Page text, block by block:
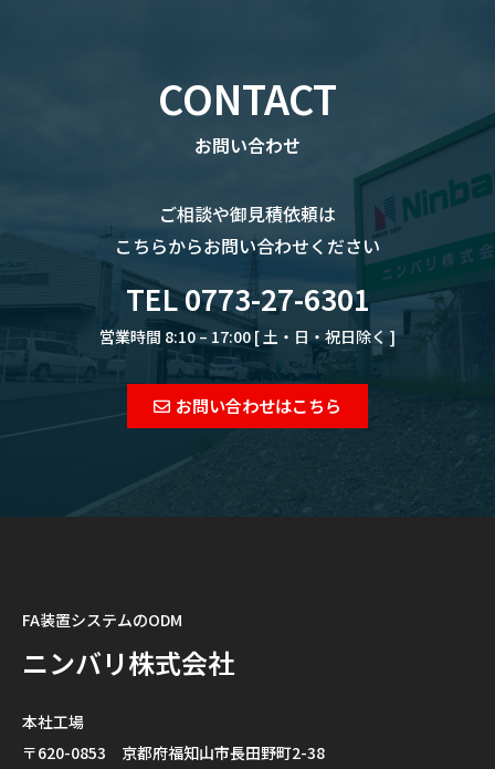
CONTACT
お問い合わせ
ご相談や御見積依頼は
こちらからお問い合わせください
TEL 0773-27-6301
営業時間 8:10 – 17:00 [ 土・日・祝日除く ]
お問い合わせはこちら
FA装置システムのODM
ニンバリ株式会社
本社工場
〒620-0853 京都府福知山市長田野町2-38